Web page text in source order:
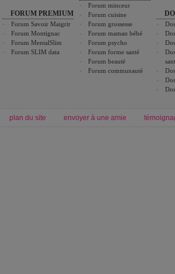
FORUM PREMIUM
Forum Savoir Maigrir
Forum Montignac
Forum MentalSlim
Forum SLIM data
Forum minceur
Forum cuisine
Forum grossesse
Forum maman bébé
Forum psycho
Forum forme santé
Forum beauté
Forum communauté
plan du site envoyer à une amie